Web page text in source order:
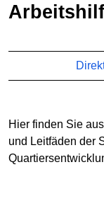
Hier finden Sie
und Leitfäden der